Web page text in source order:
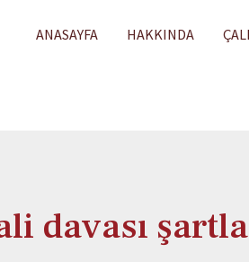
ANASAYFA HAKKINDA
davası